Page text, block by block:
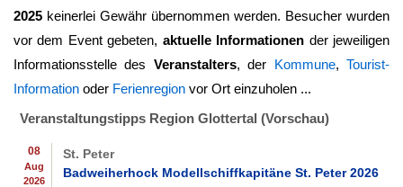
2025 keinerlei Gewähr übernommen werden. Besucher wurden
vor dem Event gebeten, aktuelle Informationen der jeweiligen
Informationsstelle des Veranstalters, der Kommune,Tourist-
Information oder Ferienregion vor Ort einzuholen ...
Veranstaltungstipps Region Glottertal (Vorschau)
08
Aug
2026
St. Peter
Badweiherhock Modellschiffkapitäne St. Peter 2026